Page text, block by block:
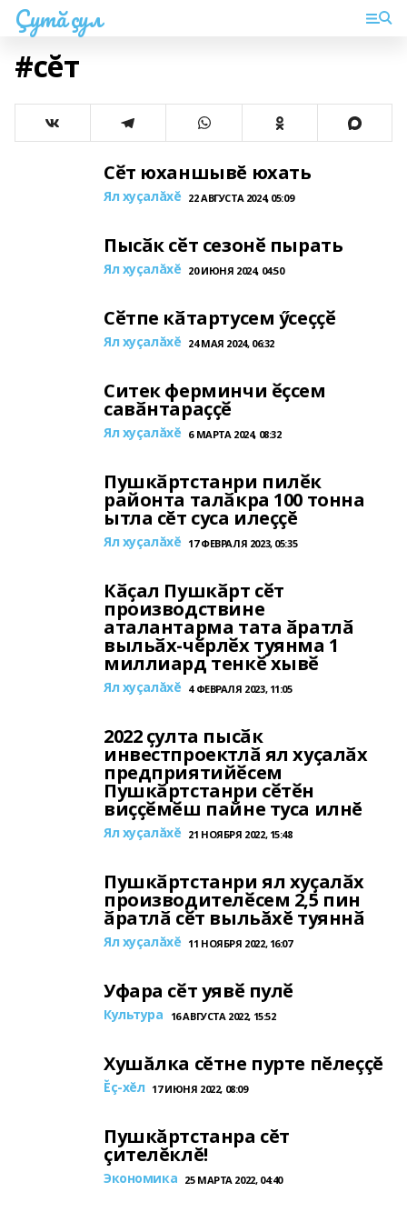
Çутă çул
#сĕт
Сӗт юханшывĕ юхать
Ял хуçалăхĕ 22 АВГУСТА 2024, 05:09
Пысӑк сӗт сезонӗ пырать
Ял хуçалăхĕ 20 ИЮНЯ 2024, 04:50
Сӗтпе кӑтартусем ӳсеҫҫӗ
Ял хуçалăхĕ 24 МАЯ 2024, 06:32
Ситек ферминчи ӗҫсем
савӑнтараҫҫӗ
Ял хуçалăхĕ 6 МАРТА 2024, 08:32
Пушкӑртстанри пилӗк
районта талӑкра 100 тонна
ытла сĕт суса илеççĕ
Ял хуçалăхĕ 17 ФЕВРАЛЯ 2023, 05:35
Кӑҫал Пушкӑрт сӗт
производствине
аталантарма тата ӑратлӑ
выльӑх-чӗрлӗх туянма 1
миллиард тенкӗ хывӗ
Ял хуçалăхĕ 4 ФЕВРАЛЯ 2023, 11:05
2022 ҫулта пысӑк
инвестпроектлӑ ял хуҫалӑх
предприятийӗсем
Пушкӑртстанри сӗтӗн
виҫҫӗмӗш пайне туса илнĕ
Ял хуçалăхĕ 21 НОЯБРЯ 2022, 15:48
Пушкӑртстанри ял хуҫалӑх
производителӗсем 2,5 пин
ӑратлӑ сӗт выльăхĕ туяннӑ
Ял хуçалăхĕ 11 НОЯБРЯ 2022, 16:07
Уфара сӗт уявӗ пулӗ
Культура 16 АВГУСТА 2022, 15:52
Хушăлка сĕтне пурте пĕлеççĕ
Ĕç-хĕл 17 ИЮНЯ 2022, 08:09
Пушкăртстанра сĕт
çителĕклĕ!
Экономика 25 МАРТА 2022, 04:40